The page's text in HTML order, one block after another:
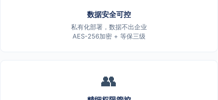
数据安全可控
私有化部署，数据不出企业
AES-256加密 + 等保三级
👥